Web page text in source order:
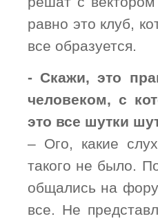
равно это клуб,
все образуется.
- Скажи, это
человеком, с
это все шутки
– Ого, какие
такого не было.
общались на
все. Не